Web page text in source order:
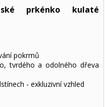
prkénko kulaté
pokrmů
tvrdého a odolného dřeva
- exkluzivní vzhled